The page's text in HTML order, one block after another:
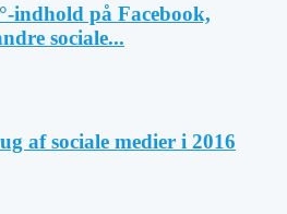
indhold på Facebook,
sociale...
af sociale medier i 2016